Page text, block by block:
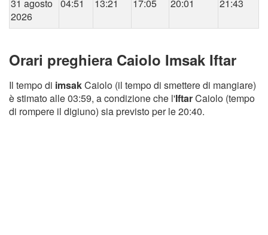
31 agosto
2026
04:51 13:21 17:05 20:01 21:43
Orari preghiera Caiolo Imsak Iftar
Il tempo di imsakCaiolo (il tempo di smettere di mangiare)
è stimato alle 03:59, a condizione che l'IftarCaiolo (tempo
di rompere il digiuno) sia previsto per le 20:40.